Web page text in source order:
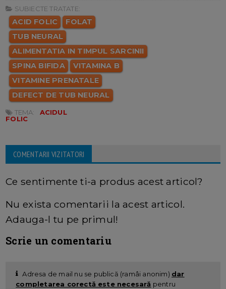
SUBIECTE TRATATE:
ACID FOLIC
FOLAT
TUB NEURAL
ALIMENTATIA IN TIMPUL SARCINII
SPINA BIFIDA
VITAMINA B
VITAMINE PRENATALE
DEFECT DE TUB NEURAL
TEMA:
ACIDUL
FOLIC
COMENTARII VIZITATORI
Ce sentimente ti-a produs acest articol?
Nu exista comentarii la acest articol.
Adauga-l tu pe primul!
Scrie un comentariu
Adresa de mail nu se publică (ramâi anonim) dar
completarea corectă este necesară pentru